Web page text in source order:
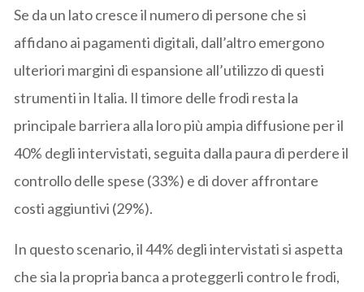
Se da un lato cresce il numero di persone che si
affidano ai pagamenti digitali, dall’altro emergono
ulteriori margini di espansione all’utilizzo di questi
strumenti in Italia. Il timore delle frodi resta la
principale barriera alla loro più ampia diffusione per il
40% degli intervistati, seguita dalla paura di perdere il
controllo delle spese (33%) e di dover affrontare
costi aggiuntivi (29%).
In questo scenario, il 44% degli intervistati si aspetta
che sia la propria banca a proteggerli contro le frodi,